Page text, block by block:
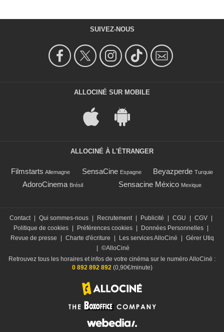
SUIVEZ-NOUS
ALLOCINÉ SUR MOBILE
ALLOCINÉ À L'ÉTRANGER
Filmstarts Allemagne SensaCine Espagne Beyazperde Turquie
AdoroCinema Brésil Sensacine México Mexique
Contact Qui sommes-nous Recrutement Publicité CGU CGV
Politique de cookies
Préférences cookies Données Personnelles
Revue de presse
Charte d'écriture Les services AlloCiné
Gérer Utiq
©AlloCiné
Retrouvez tous les horaires et infos de votre cinéma sur le numéro AlloCiné :
0 892 892 892(0,90€/minute)